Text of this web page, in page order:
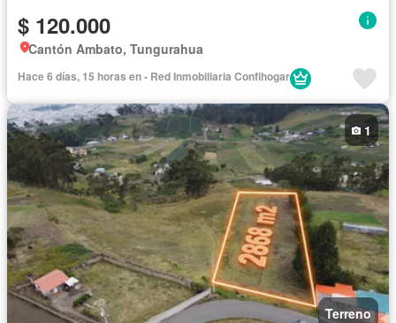
$ 120.000
Cantón Ambato, Tungurahua
Hace 6 días, 15 horas en - Red Inmobiliaria Confihogar
Terreno
1